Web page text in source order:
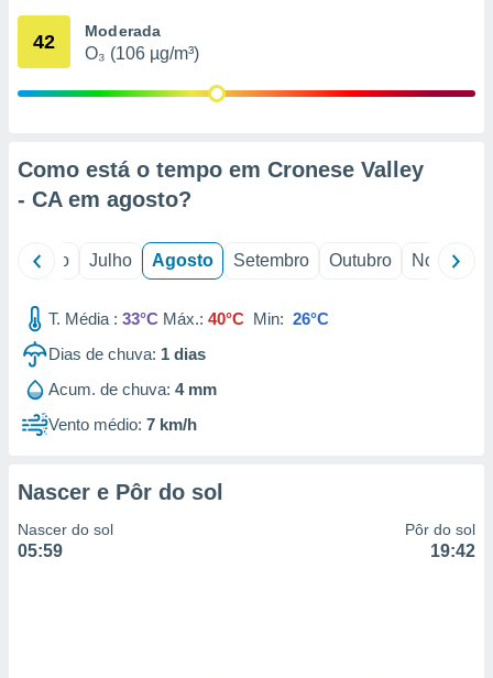
através
1199
42 Moderada
O₃ (106 µg/m³)
Como está o tempo em Cronese Valley
- CA em agosto?
Junho Julho Agosto Setembro Outubro Novembro
T. Média : 33°C Máx.: 40°C Min: 26°C
Dias de chuva: 1 dias
Acum. de chuva: 4 mm
Vento médio: 7 km/h
Nascer e Pôr do sol
Nascer do sol
05:59
Pôr do sol
19:42